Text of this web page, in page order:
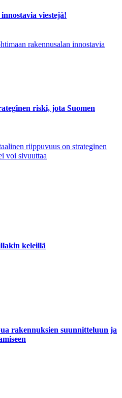
viestejä!
rakennusalan innostavia
riski, jota Suomen
riippuvuus on strateginen
voi sivuuttaa
keleillä
rakennuksien suunnitteluun ja